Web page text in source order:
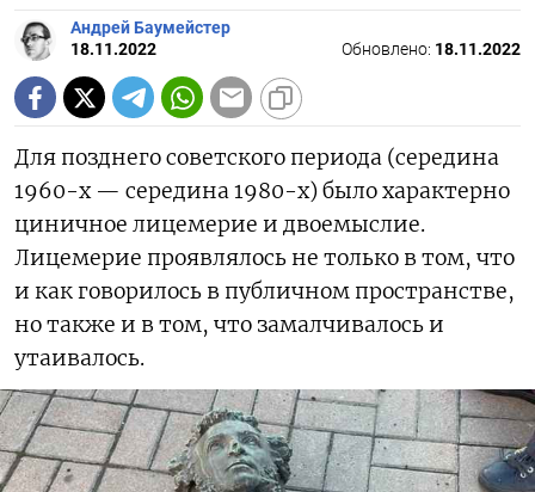
Андрей Баумейстер
18.11.2022
Обновлено: 18.11.2022
Для позднего советского периода (середина
1960-х — середина 1980-х) было характерно
циничное лицемерие и двоемыслие.
Лицемерие проявлялось не только в том, что
и как говорилось в публичном пространстве,
но также и в том, что замалчивалось и
утаивалось.